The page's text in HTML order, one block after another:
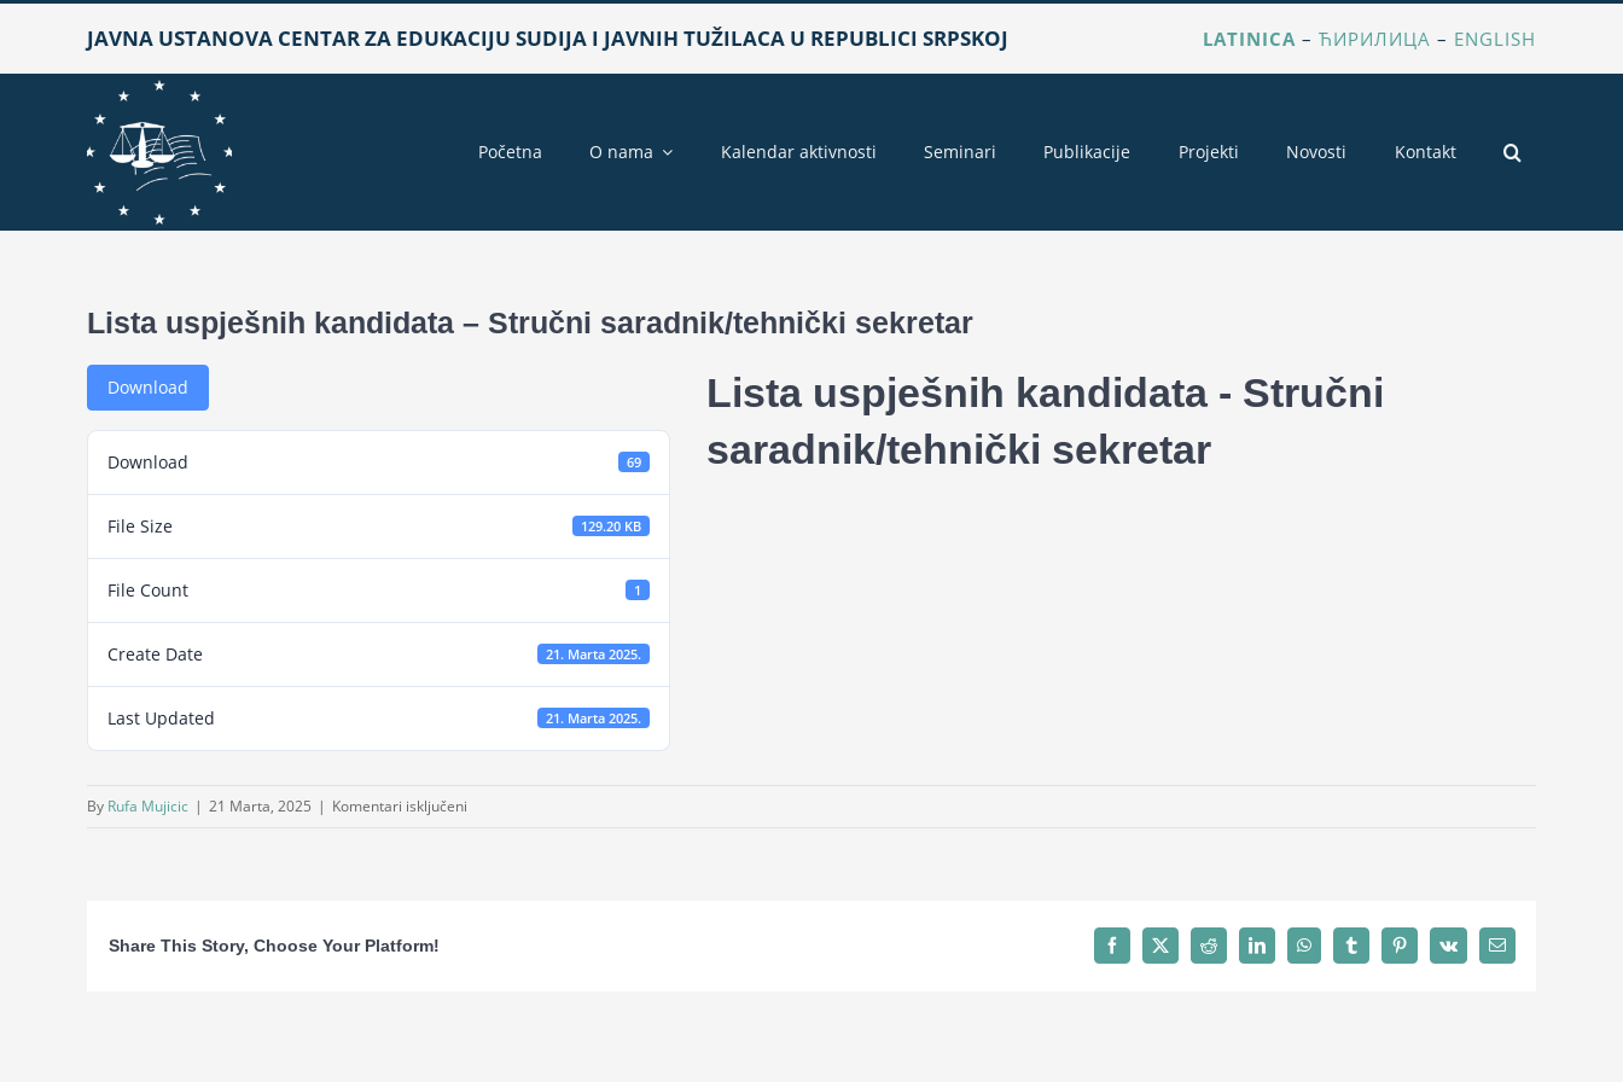
JAVNA USTANOVA CENTAR ZA EDUKACIJU SUDIJA I JAVNIH TUŽILACA U REPUBLICI SRPSKOJ LATINICA –ЋИРИЛИЦА – ENGLISH
Početna O nama Kalendar aktivnosti Seminari Publikacije Projekti Novosti Kontakt
Lista uspješnih kandidata – Stručni saradnik/tehnički sekretar
Download
Download 69
File Size 129.20 KB
File Count 1
Create Date 21. Marta 2025.
Last Updated 21. Marta 2025.
Lista uspješnih kandidata - Stručni
saradnik/tehnički sekretar
By Rufa Mujicic | 21 Marta, 2025 | Komentari isključeni
Share This Story, Choose Your Platform! Facebook
X Reddit LinkedInWhatsAppTumblrPinterest
Vk Email